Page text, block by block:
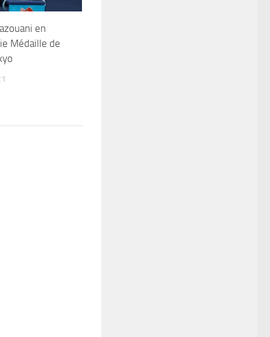
en
Médaille de